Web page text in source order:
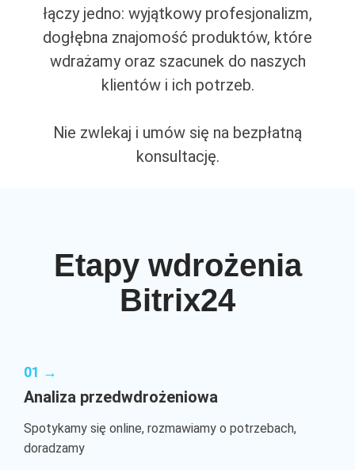
łączy jedno: wyjątkowy profesjonalizm,
dogłębna znajomość produktów, które
wdrażamy oraz szacunek do naszych
klientów i ich potrzeb.
Nie zwlekaj i umów się na bezpłatną
konsultację.
Etapy wdrożenia
Bitrix24
01 →
Analiza przedwdrożeniowa
Spotykamy się online, rozmawiamy o potrzebach,
doradzamy